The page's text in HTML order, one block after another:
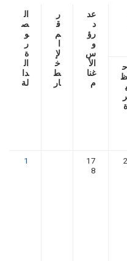
عد
د
رؤ
و
س
الأ
غنا
م
ر
ق
م
لإ
خ
ط
ار
ال
ص
و
ر
ة
ال
دا
لة
ح
ظ
ي
ر
ة
2
17
8
1